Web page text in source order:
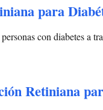
para
con diabetes a
Retiniana